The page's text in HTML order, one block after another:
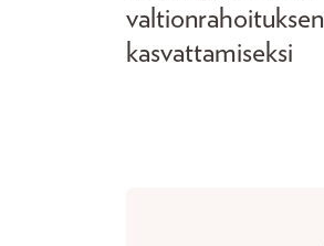
valtionrahoituksen
kasvattamiseksi